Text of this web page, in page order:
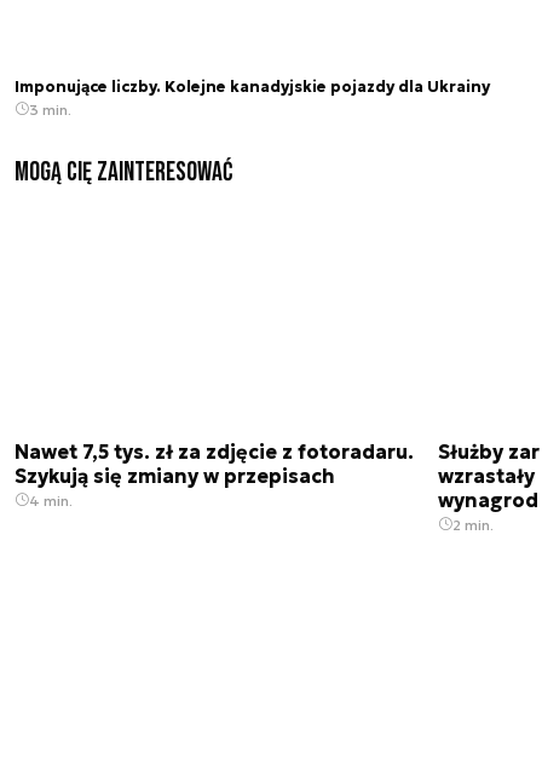
Imponujące liczby. Kolejne kanadyjskie pojazdy dla Ukrainy
3 min.
Mogą Cię zainteresować
Nawet 7,5 tys. zł za zdjęcie z fotoradaru.
Szykują się zmiany w przepisach
4 min.
Służby
2 min.